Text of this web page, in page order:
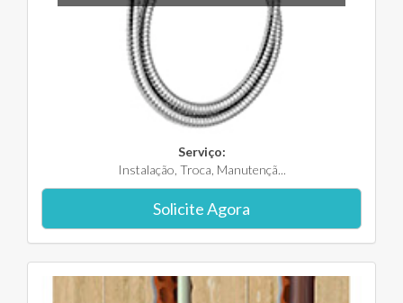
Serviço:
Instalação, Troca, Manutençã...
Solicite Agora